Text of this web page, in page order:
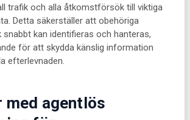
trafik och alla åtkomstförsök till viktiga
Detta säkerställer att obehöriga
kan identifieras och hanteras,
för att skydda känslig information
efterlevnaden.
med agentlös